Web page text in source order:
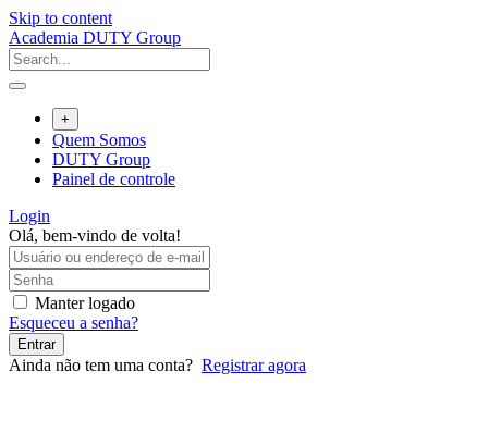
Skip to content
Academia DUTY Group
+
Quem Somos
DUTY Group
Painel de controle
Login
Olá, bem-vindo de volta!
Manter logado
Esqueceu a senha?
Entrar
Ainda não tem uma conta? Registrar agora